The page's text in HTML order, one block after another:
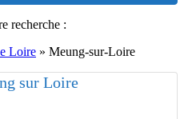
Search
recherche :
Loire » Meung-sur-Loire
sur Loire